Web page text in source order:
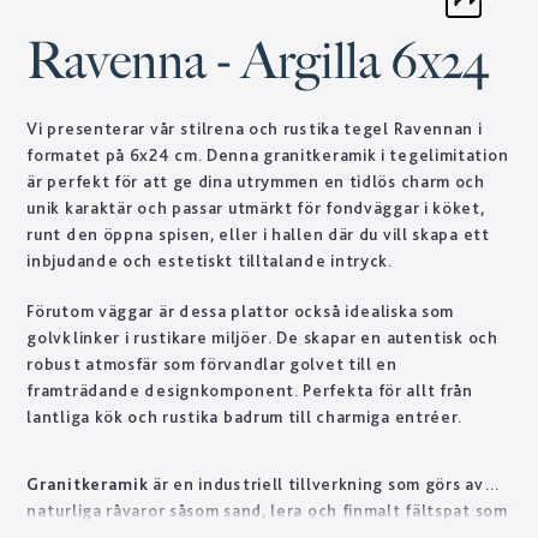
Ravenna - Argilla 6x24
Vi presenterar vår stilrena och rustika tegel Ravennan i
formatet på 6x24 cm. Denna granitkeramik i tegelimitation
är perfekt för att ge dina utrymmen en tidlös charm och
unik karaktär och passar utmärkt för fondväggar i köket,
runt den öppna spisen, eller i hallen där du vill skapa ett
inbjudande och estetiskt tilltalande intryck.
Förutom väggar är dessa plattor också idealiska som
golvklinker i rustikare miljöer. De skapar en autentisk och
robust atmosfär som förvandlar golvet till en
framträdande designkomponent. Perfekta för allt från
lantliga kök och rustika badrum till charmiga entréer.
Granitkeramik är en industriell tillverkning som görs av
naturliga råvaror såsom sand, lera och finmalt fältspat som